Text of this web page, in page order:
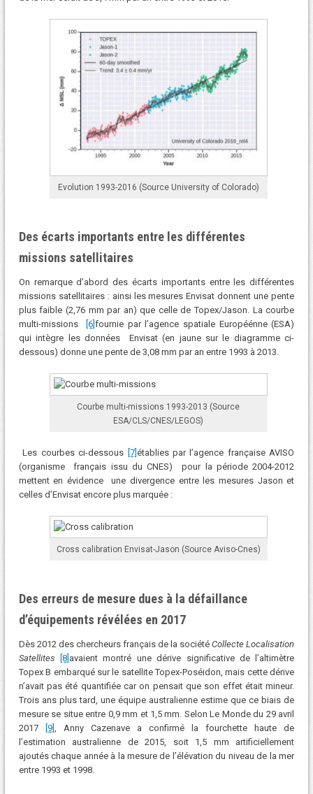
Evolution 1993-2016 (Source University of Colorado)
Des écarts importants entre les différentes
missions satellitaires
On remarque d’abord des écarts importants entre les différentes
missions satellitaires : ainsi les mesures Envisat donnent une pente
plus faible (2,76 mm par an) que celle de Topex/Jason. La courbe
multi-missions
[6]fournie par l’agence spatiale Européénne (ESA)
qui intègre les données Envisat (en jaune sur le diagramme ci-
dessous) donne une pente de 3,08 mm par an entre 1993 à 2013.
Courbe multi-missions 1993-2013 (Source
ESA/CLS/CNES/LEGOS)
Les courbes ci-dessous [7] établies par l’agence française AVISO
(organisme français issu du CNES) pour la période 2004-2012
mettent en évidence une divergence entre les mesures Jason et
celles d’Envisat encore plus marquée :
Cross calibration Envisat-Jason (Source Aviso-Cnes)
Des erreurs de mesure dues à la défaillance
d’équipements révélées en 2017
Dès 2012 des chercheurs français de la sociétéCollecte Localisation
Satellites
[8] avaient montré une dérive significative de l’altimètre
Topex B embarqué sur le satellite Topex-Poséidon, mais cette dérive
n’avait pas été quantifiée car on pensait que son effet était mineur.
Trois ans plus tard, une équipe australienne estime que ce biais de
mesure se situe entre 0,9 mm et 1,5 mm. Selon Le Monde du 29 avril
2017
[9]
, Anny Cazenave a confirmé la fourchette haute de
l’estimation australienne de 2015, soit 1,5 mm artificiellement
ajoutés chaque année à la mesure de l’élévation du niveau de la mer
entre 1993 et 1998.